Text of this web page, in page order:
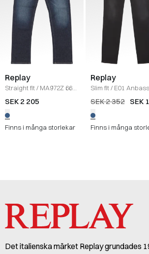
Replay
Straight fit/ MA972Z 661
730 JEANS/
SEK 2 205
Finns i många storlekar
Replay
Slim fit/ E01 Anbass
Jeans
DENIM
SEK 2 352 SEK
Finns i många
Det italienska märket Replay grundades